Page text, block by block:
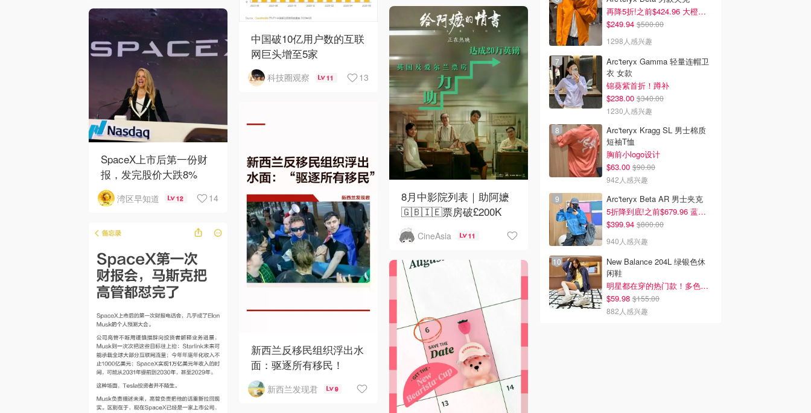
中国破10亿用户数的互联
网巨头增至5家
科技圈观察 11 13
8月中影院列表｜助阿嬷
🇬🇧🇮🇪票房破£200K
CineAsia 11
SpaceX上市后第一份财
报，发完股价大跌8%
湾区早知道 12 14
新西兰反移民组织浮出水
面：驱逐所有移民！
新西兰发现君 9
再降5折!之前$424.96 大橙子好显白 蹲补
$249.94 $500.00
1298人感兴趣
Arc'teryx Gamma 轻量连帽卫
衣 女款
锦葵紫首折！蹲补
$238.00 $340.00
1230人感兴趣
Arc'teryx Kragg SL 男士棉质
短袖T恤
胸前小logo设计
$63.00 $90.00
942人感兴趣
Arc'teryx Beta AR 男士夹克
5折降到底!之前$679.96 蓝色款有货
$399.94 $800.00
940人感兴趣
New Balance 204L 绿银色休
闲鞋
明星都在穿的热门款！多色可选 3.8折
$59.98 $155.00
882人感兴趣